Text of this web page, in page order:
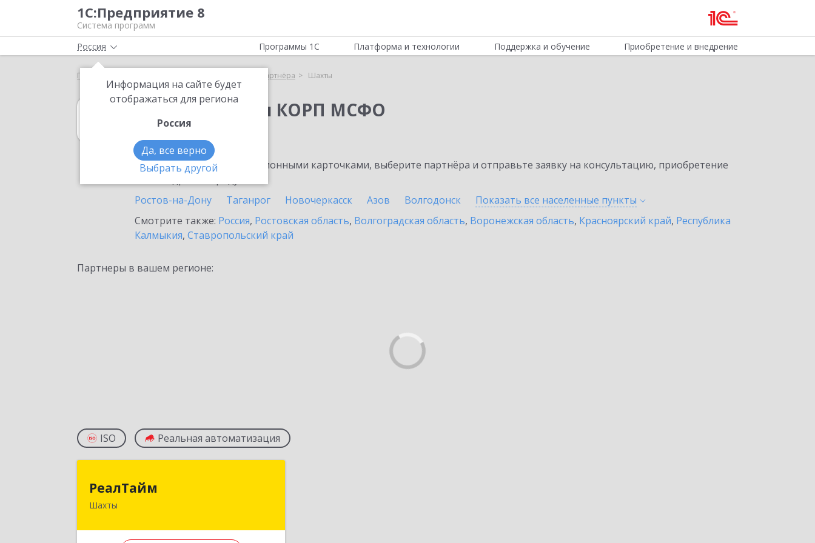
1С:Предприятие 8
Система программ
Россия
Информация на сайте будет
отображаться для региона
Россия
Да, все верно
Выбрать другой
Программы 1С Платформа и технологии Поддержка и обучение Приобретение и внедрение
Главная Выбор партнёра Шахты
1С:Бухгалтерия КОРП МСФО
в Шахтах
Ознакомьтесь с информационными карточками, выберите партнёра и отправьте заявку на консультацию, приобретение
Ростов-на-Дону
Таганрог Новочеркасск Азов Волгодонск Показать все населенные пункты
Смотрите также: Россия, Ростовская область, Волгоградская область, Воронежская область, Красноярский край, Республика
Калмыкия, Ставропольский край
Партнеры в вашем регионе:
ISO Реальная автоматизация
РеалТайм
Шахты346504, Ростовская обл, Шахты г,